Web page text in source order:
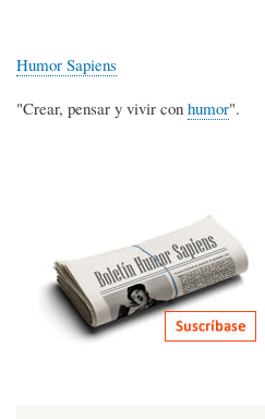
Humor Sapiens
"Crear, pensar y vivir con humor".